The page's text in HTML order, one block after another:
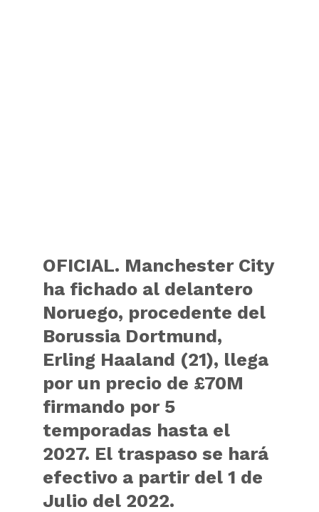
OFICIAL. Manchester City
ha fichado al delantero
Noruego, procedente del
Borussia Dortmund,
Erling Haaland (21), llega
por un precio de £70M
firmando por 5
temporadas hasta el
2027. El traspaso se hará
efectivo a partir del 1 de
Julio del 2022.